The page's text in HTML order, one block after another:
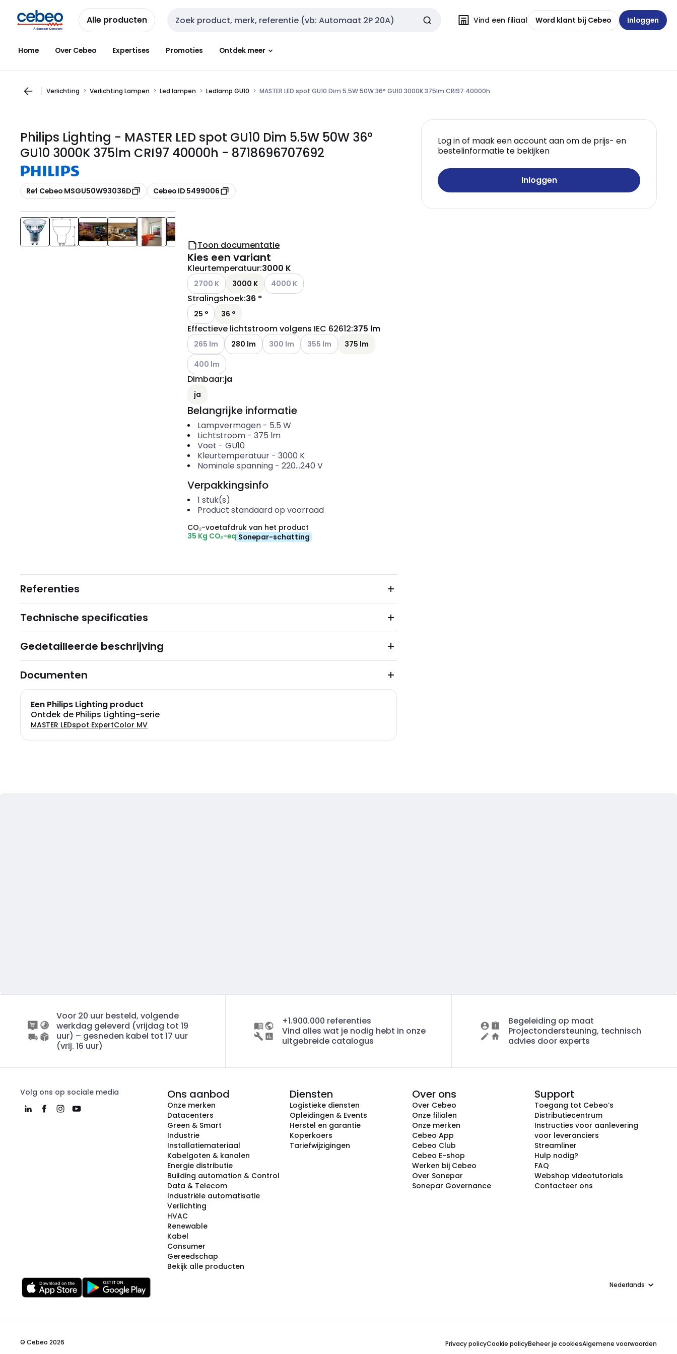
naar
navigatie
naar
inhoud
Alle producten Zoekveld invoer Vind een filiaal Word klant bij Cebeo Inloggen
Home Over Cebeo Expertises Promoties Ontdek meer
Verlichting Verlichting Lampen Led lampen Ledlamp GU10 MASTER LED spot GU10 Dim 5.5W 50W 36° GU10 3000K 375lm CRI97 40000h
Philips Lighting - MASTER LED spot GU10 Dim 5.5W 50W 36°
GU10 3000K 375lm CRI97 40000h - 8718696707692
Kopiëren
Ref Cebeo MSGU50W93036D Kopiëren
Cebeo ID 5499006
Log in of maak een account aan om de prijs- en
bestelinformatie te bekijken
Inloggen
Toon documentatie
Kies een variant
Kleurtemperatuur:3000 K
Andere varianten (Huidige combinatie niet mogelijk)
2700 K 3000 K Andere varianten (Huidige combinatie niet mogelijk)
4000 K
Stralingshoek:36 °
25 ° 36 °
Effectieve lichtstroom volgens IEC 62612:375 lm
Andere varianten (Huidige combinatie niet mogelijk)
265 lm 280 lm Andere varianten (Huidige combinatie niet mogelijk)
300 lm Andere varianten (Huidige combinatie niet mogelijk)
355 lm
375 lm
Andere varianten (Huidige combinatie niet mogelijk)
400 lm
Dimbaar:ja
ja
Belangrijke informatie
Lampvermogen- 5.5 W
Lichtstroom- 375 lm
Voet - GU10
Kleurtemperatuur- 3000 K
Nominale spanning- 220...240 V
Verpakkingsinfo
1 stuk(s)
Product standaard op voorraad
CO₂-voetafdruk van het product
35 Kg CO₂-eq Sonepar-schatting
Referenties
Technische specificaties
Gedetailleerde beschrijving
Documenten
Een Philips Lighting product
Ontdek de Philips Lighting-serie
MASTER LEDspot ExpertColor MV
Voor 20 uur besteld, volgende
werkdag geleverd (vrijdag tot 19
uur) – gesneden kabel tot 17 uur
(vrij. 16 uur)
+1.900.000 referenties
Vind alles wat je nodig hebt in onze
uitgebreide catalogus
Begeleiding op maat
Projectondersteuning, technisch
advies door experts
Volg ons op sociale media Ons aanbod
Onze merken
Datacenters
Green & Smart
Industrie
Installatiemateriaal
Kabelgoten & kanalen
Energie distributie
Building automation & Control
Data & Telecom
Industriële automatisatie
Verlichting
HVAC
Renewable
Kabel
Consumer
Gereedschap
Bekijk alle producten
Diensten
Logistieke diensten
Opleidingen & Events
Herstel en garantie
Koperkoers
Tariefwijzigingen
Over ons
Over Cebeo
Onze filialen
Onze merken
Cebeo App
Cebeo Club
Cebeo E-shop
Werken bij Cebeo
Over Sonepar
Sonepar Governance
Support
Toegang tot Cebeo’s
Distributiecentrum
Instructies voor aanlevering
voor leveranciers
Streamliner
Hulp nodig?
FAQ
Webshop videotutorials
Contacteer ons
Taal
© Cebeo 2026 Privacy policyCookie policyBeheer je cookiesAlgemene voorwaarden